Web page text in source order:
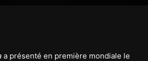
a présenté en première mondiale le